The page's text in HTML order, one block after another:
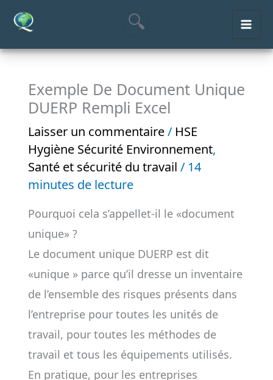
Aller
contenu
Exemple De Document Unique
DUERP Rempli Excel
Laisser un commentaire / HSE
Hygiène Sécurité Environnement,
Santé et sécurité du travail / 14
minutes de lecture
Pourquoi cela s’appellet-il le «document
unique» ?
Le document unique DUERP est dit
«unique » parce qu’il dresse un inventaire
de l’ensemble des risques présents dans
l’entreprise pour toutes les unités de
travail, pour toutes les méthodes de
travail et tous les équipements utilisés.
En pratique, pour les entreprises